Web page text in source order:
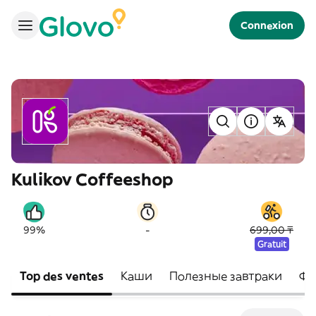
Connexion
Kulikov Coffeeshop
99% - 699,00 ₸
Gratuit
Top des ventes Каши Полезные завтраки